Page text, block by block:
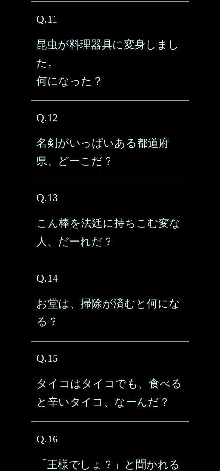
Q.11
昆虫が料理器具に変身しまし
た。
何になった？
Q.12
名剣がいっぱいある都道府
県、どーこだ？
Q.13
こん棒を法廷に持ちこむ変な
人、だーれだ？
Q.14
お堂は、掃除が済むと何にな
る？
Q.15
タイコはタイコでも、食べる
と辛いタイコ、なーんだ？
Q.16
「王様でしょ？」と聞かれる